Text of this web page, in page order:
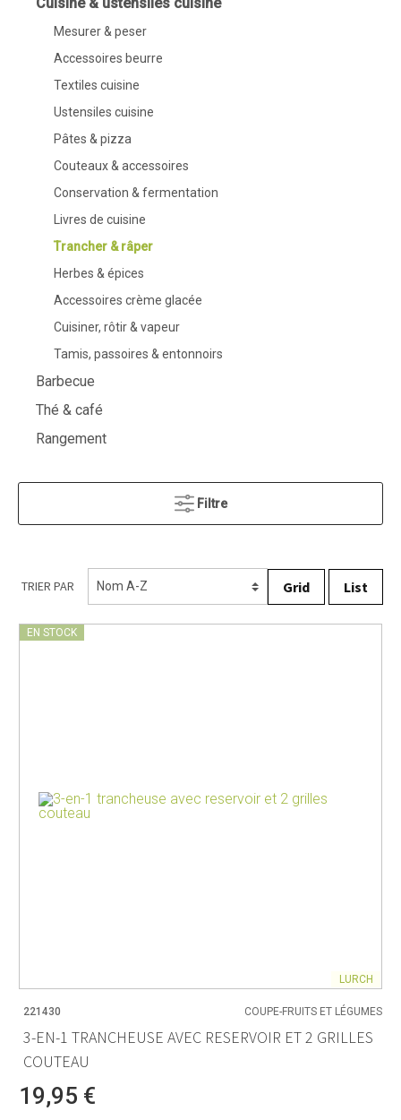
Mesurer & peser
Accessoires beurre
Textiles cuisine
Ustensiles cuisine
Pâtes & pizza
Couteaux & accessoires
Conservation & fermentation
Livres de cuisine
Trancher & râper
Herbes & épices
Accessoires crème glacée
Cuisiner, rôtir & vapeur
Tamis, passoires & entonnoirs
Barbecue
Thé & café
Rangement
Filtre
TRIER PAR Grid List
EN STOCK
LURCH
221430 COUPE-FRUITS ET LÉGUMES
3-EN-1 TRANCHEUSE AVEC RESERVOIR ET 2 GRILLES
COUTEAU
19,95 €